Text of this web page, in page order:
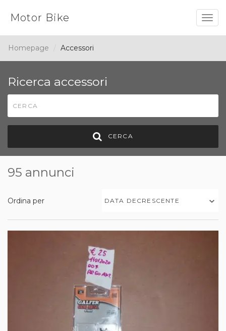
Motor Bike
Homepage Accessori
Ricerca accessori
CERCA
95 annunci
Ordina per DATA DECRESCENTE